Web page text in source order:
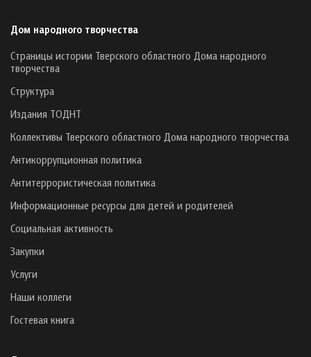
Дом народного творчества
Страницы истории Тверского областного Дома народного
творчества
Структура
Издания ТОДНТ
Коллективы Тверского областного Дома народного творчества
Антикоррупционная политика
Антитеррористическая политика
Информационные ресурсы для детей и родителей
Социальная активность
Закупки
Услуги
Наши коллеги
Гостевая книга